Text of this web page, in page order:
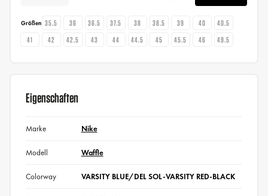
Größen 35.5 36 36.5 37.5 38 38.5 39 40
40.5
41
42 42.5 43 44 44.5 45 45.5 46 49.5
Eigenschaften
Marke Nike
Modell Waffle
Colorway VARSITY BLUE/DEL SOL-VARSITY RED-BLACK